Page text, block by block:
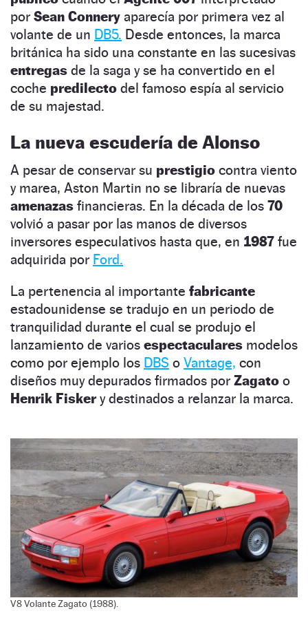
por Sean Connery aparecía por primera vez al
volante de un DB5. Desde entonces, la marca
británica ha sido una constante en las sucesivas
entregas de la saga y se ha convertido en el
coche predilecto del famoso espía al servicio
de su majestad.
La nueva escudería de Alonso
A pesar de conservar su prestigio contra viento
y marea, Aston Martin no se libraría de nuevas
amenazas financieras. En la década de los 70
volvió a pasar por las manos de diversos
inversores especulativos hasta que, en 1987 fue
adquirida por Ford.
La pertenencia al importante fabricante
estadounidense se tradujo en un periodo de
tranquilidad durante el cual se produjo el
lanzamiento de varios espectaculares modelos
como por ejemplo los DBS o Vantage, con
diseños muy depurados firmados por Zagato o
Henrik Fiskery destinados a relanzar la marca.
V8 Volante Zagato (1988).